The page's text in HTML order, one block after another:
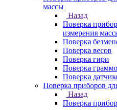
массы
Назад
Поверка
измерения
Поверка
Поверка весов
Поверка гири
Поверка
Поверка
Поверка приборов
Назад
Поверка